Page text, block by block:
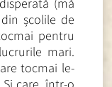
școlile de
pentru
mari.
tocmai le-
care, într-o